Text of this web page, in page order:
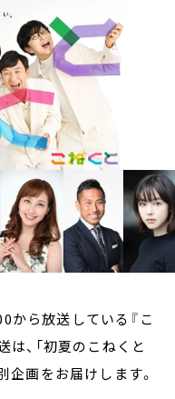
から放送している『こ
は、「初夏のこねくと
企画をお届けします。